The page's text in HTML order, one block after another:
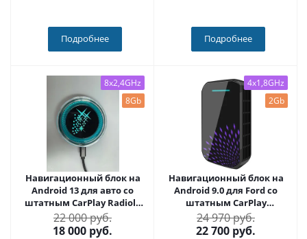
Подробнее
Carmedia OL-9203-1+KP-
DKN
Подробнее
8x2,4GHz
8Gb
Навигационный блок на
Android 13 для авто со
штатным CarPlay Radiola
RDL-Carplay
22 000 руб.
18 000 руб.
4x1,8GHz
2Gb
Навигационный блок на
Android 9.0 для Ford со
штатным CarPlay
CARMEDIA AS-CP31
24 970 руб.
22 700 руб.